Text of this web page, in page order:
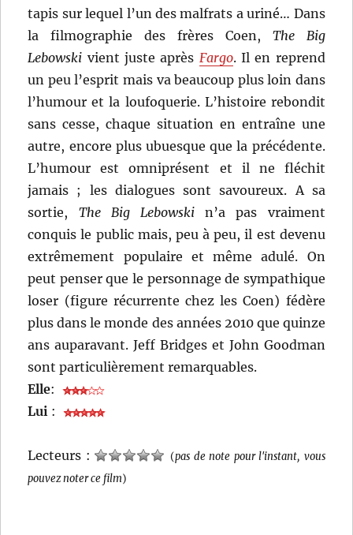
tapis sur lequel l’un des malfrats a uriné… Dans
la filmographie des frères Coen, The Big
Lebowski vient juste après Fargo. Il en reprend
un peu l’esprit mais va beaucoup plus loin dans
l’humour et la loufoquerie. L’histoire rebondit
sans cesse, chaque situation en entraîne une
autre, encore plus ubuesque que la précédente.
L’humour est omniprésent et il ne fléchit
jamais ; les dialogues sont savoureux. A sa
sortie, The Big Lebowski n’a pas vraiment
conquis le public mais, peu à peu, il est devenu
extrêmement populaire et même adulé. On
peut penser que le personnage de sympathique
loser (figure récurrente chez les Coen) fédère
plus dans le monde des années 2010 que quinze
ans auparavant. Jeff Bridges et John Goodman
sont particulièrement remarquables.
Elle:
Lui :
Lecteurs : (pas de note pour l'instant, vous
pouvez noter ce film)